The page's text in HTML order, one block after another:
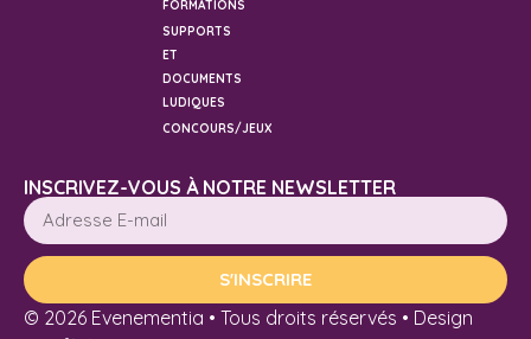
FORMATIONS
SUPPORTS
ET
DOCUMENTS
LUDIQUES
CONCOURS/JEUX
INSCRIVEZ-VOUS À NOTRE NEWSLETTER
S'INSCRIRE
© 2026 Evenementia • Tous droits réservés • Design